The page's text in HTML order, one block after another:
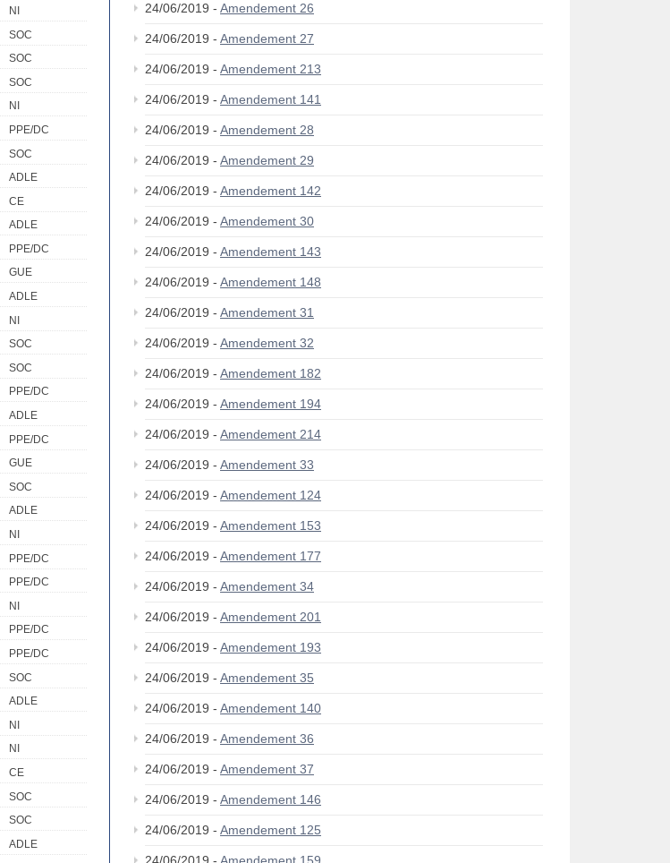
NI
SOC
SOC
SOC
NI
PPE/DC
SOC
ADLE
CE
ADLE
PPE/DC
GUE
ADLE
NI
SOC
SOC
PPE/DC
ADLE
PPE/DC
GUE
SOC
ADLE
NI
PPE/DC
PPE/DC
NI
PPE/DC
PPE/DC
SOC
ADLE
NI
NI
CE
SOC
SOC
ADLE
24/06/2019 - Amendement 26
24/06/2019 - Amendement 27
24/06/2019 - Amendement 213
24/06/2019 - Amendement 141
24/06/2019 - Amendement 28
24/06/2019 - Amendement 29
24/06/2019 - Amendement 142
24/06/2019 - Amendement 30
24/06/2019 - Amendement 143
24/06/2019 - Amendement 148
24/06/2019 - Amendement 31
24/06/2019 - Amendement 32
24/06/2019 - Amendement 182
24/06/2019 - Amendement 194
24/06/2019 - Amendement 214
24/06/2019 - Amendement 33
24/06/2019 - Amendement 124
24/06/2019 - Amendement 153
24/06/2019 - Amendement 177
24/06/2019 - Amendement 34
24/06/2019 - Amendement 201
24/06/2019 - Amendement 193
24/06/2019 - Amendement 35
24/06/2019 - Amendement 140
24/06/2019 - Amendement 36
24/06/2019 - Amendement 37
24/06/2019 - Amendement 146
24/06/2019 - Amendement 125